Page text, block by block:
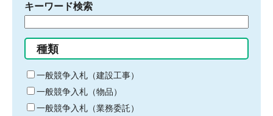
キーワード検索
る
キ
ー
ワ
ー
種類
一般競争入札（建設工事）
一般競争入札（物品）
一般競争入札（業務委託）